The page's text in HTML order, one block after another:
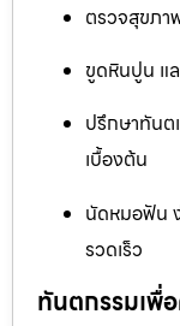
ตรวจสุขภา
ขูดหินปูน แ
ปรึกษาทันต
เบื้องต้น
นัดหมอฟัน
รวดเร็ว
ทันตกรรมเพื่